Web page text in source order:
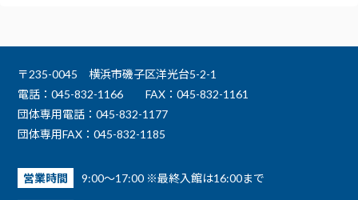
〒235-0045 横浜市磯子区洋光台5-2-1
電話：045-832-1166
FAX：045-832-1161
団体専用電話：045-832-1177
団体専用FAX：045-832-1185
営業時間 9:00～17:00 ※最終入館は16:00まで